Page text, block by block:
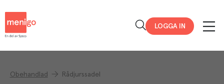
LOGGA IN
Obehandlad Rådjurssadel